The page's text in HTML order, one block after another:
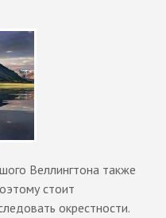
Веллингтона также
стоит
окрестности.